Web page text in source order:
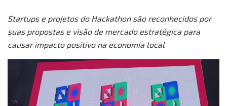
Startups e projetos do Hackathon são reconhecidos por
suas propostas e visão de mercado estratégica para
causar impacto positivo na economia local